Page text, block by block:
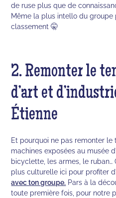
de ruse plus que de
Même la plus intello du groupe
classement 🤫
2. Remonter le
d’art et
Étienne
Et pourquoi ne pas remonter
machines exposées au musée
bicyclette, les armes, le
plus culturelle ici pour profiter
avec ton groupe. Pars à la
toute première fois, pour notre